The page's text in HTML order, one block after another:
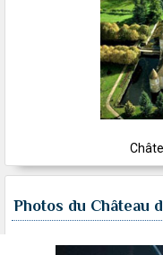
Photos du Château